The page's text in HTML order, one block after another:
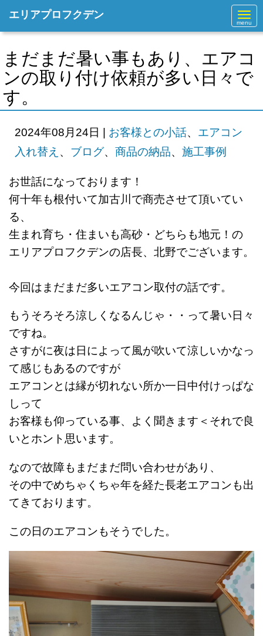
N
a
v
g
a
t
i
エリアプロフクデン
まだまだ暑い事もあり、エアコ
ンの取り付け依頼が多い日々で
す。
2024年08月24日 | お客様との小話、 エアコン
入れ替え 、 ブログ、 商品の納品、 施工事例
お世話になっております！
何十年も根付いて加古川で商売させて頂いてい
る、
生まれ育ち・住まいも高砂・どちらも地元！の
エリアプロフクデンの店長、北野でございます。
今回はまだまだ多いエアコン取付の話です。
もうそろそろ涼しくなるんじゃ・・って暑い日々
ですね。
さすがに夜は日によって風が吹いて涼しいかなっ
て感じもあるのですが
エアコンとは縁が切れない所か一日中付けっぱな
しって
お客様も仰っている事、よく聞きます＜それで良
いとホント思います。
なので故障もまだまだ問い合わせがあり、
その中でめちゃくちゃ年を経た長老エアコンも出
てきております。
この日のエアコンもそうでした。